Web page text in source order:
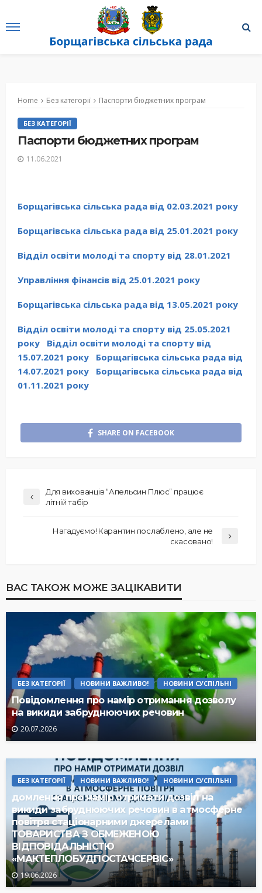
Home Без категорії Паспорти бюджетних програм
БЕЗ КАТЕГОРІЇ
Паспорти бюджетних програм
11.06.2021
Борщагівська сільська рада від 02.03.2021 року
Борщагівська сільська рада від 25.01.2021 року
Відділ освіти молоді та спорту від 28.01.2021
Управління фінансів від 25.01.2021 року
Борщагівська сільська рада від 13.05.2021 року
Відділ освіти молоді та спорту від 25.05.2021
року
Відділ освіти молоді та спорту від
15.07.2021 року
Борщагівська сільська рада від
14.07.2021 року
Борщагівська сільська рада від
01.11.2021 року
SHARE ON FACEBOOK
Для вихованців “Апельсин Плюс” працює
літній табір
Нагадуємо! Карантин послаблено, але не
скасовано!
ВАС ТАКОЖ МОЖЕ ЗАЦІКАВИТИ
БЕЗ КАТЕГОРІЇ НОВИНИ ВАЖЛИВО! НОВИНИ СУСПІЛЬНІ
Повідомлення про намір отримання дозволу
на викиди забруднюючих речовин
20.07.2026
БЕЗ КАТЕГОРІЇ НОВИНИ ВАЖЛИВО! НОВИНИ СУСПІЛЬНІ
домлення про намір отримати дозвіл на
викиди забруднюючих речовин в атмосферне
повітря стаціонарними джерелами
ТОВАРИСТВА З ОБМЕЖЕНОЮ
ВІДПОВІДАЛЬНІСТЮ
«МАКТЕПЛОБУДПОСТАЧСЕРВІС»
19.06.2026